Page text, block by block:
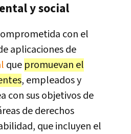
y social
con el
aplicaciones de
que promuevan el
, empleados y
con sus objetivos de
de derechos
que incluyen el